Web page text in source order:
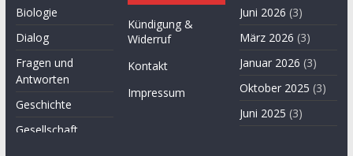
Biologie
Dialog
Fragen und
Antworten
Geschichte
Gesellschaft
Kündigung &
Widerruf
Kontakt
Impressum
Juni 2026 (3)
März 2026 (3)
Januar 2026 (3)
Oktober 2025 (3)
Juni 2025 (3)